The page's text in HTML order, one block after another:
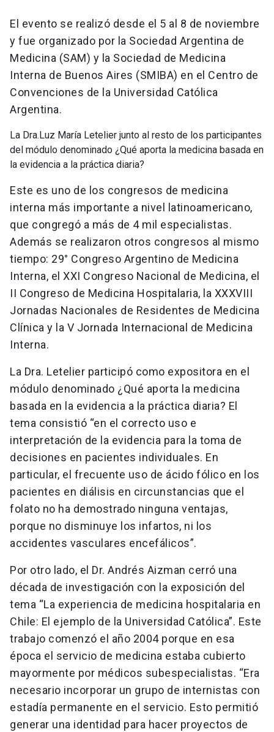
El evento se realizó desde el 5 al 8 de noviembre
y fue organizado por la Sociedad Argentina de
Medicina (SAM) y la Sociedad de Medicina
Interna de Buenos Aires (SMIBA) en el Centro de
Convenciones de la Universidad Católica
Argentina.
La Dra.Luz María Letelier junto al resto de los participantes
del módulo denominado ¿Qué aporta la medicina basada en
la evidencia a la práctica diaria?
Este es uno de los congresos de medicina
interna más importante a nivel latinoamericano,
que congregó a más de 4 mil especialistas.
Además se realizaron otros congresos al mismo
tiempo: 29° Congreso Argentino de Medicina
Interna, el XXI Congreso Nacional de Medicina, el
II Congreso de Medicina Hospitalaria, la XXXVIII
Jornadas Nacionales de Residentes de Medicina
Clínica y la V Jornada Internacional de Medicina
Interna.
La Dra. Letelier participó como expositora en el
módulo denominado ¿Qué aporta la medicina
basada en la evidencia a la práctica diaria? El
tema consistió “en el correcto uso e
interpretación de la evidencia para la toma de
decisiones en pacientes individuales. En
particular, el frecuente uso de ácido fólico en los
pacientes en diálisis en circunstancias que el
folato no ha demostrado ninguna ventajas,
porque no disminuye los infartos, ni los
accidentes vasculares encefálicos”.
Por otro lado, el Dr. Andrés Aizman cerró una
década de investigación con la exposición del
tema “La experiencia de medicina hospitalaria en
Chile: El ejemplo de la Universidad Católica”. Este
trabajo comenzó el año 2004 porque en esa
época el servicio de medicina estaba cubierto
mayormente por médicos subespecialistas. “Era
necesario incorporar un grupo de internistas con
estadía permanente en el servicio. Esto permitió
generar una identidad para hacer proyectos de